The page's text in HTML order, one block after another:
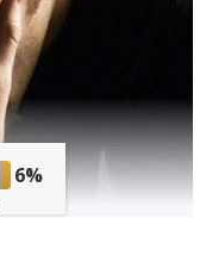
6%